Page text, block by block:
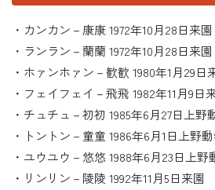
・カンカン－康康 1972年10月28日来園
・ランラン－蘭蘭 1972年10月28日来園
・ホァンホァン－歓歓 1980年1月29日
・フェイフェイ－飛飛 1982年11月9日
・チュチュ－初初 1985年6月27日上野
・トントン－童童 1986年6月1日上野
・ユウユウ－悠悠 1988年6月23日上野
・リンリン－陵陵 1992年11月5日来園